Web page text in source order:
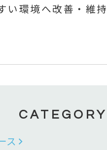
い環境へ改善・維
CATEGORY
ス